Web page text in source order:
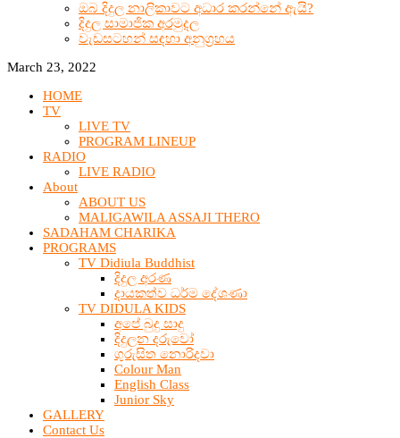
ඔබ දිදුල නාලිකාවට අධාර කරන්නේ ඇයි?
දිදුල සාමාජික අරමුදල
වැඩසටහන් සඳහා අනුග්‍රහය
March 23, 2022
HOME
TV
LIVE TV
PROGRAM LINEUP
RADIO
LIVE RADIO
About
ABOUT US
MALIGAWILA ASSAJI THERO
SADAHAM CHARIKA
PROGRAMS
TV Didiula Buddhist
දිදුල අරණ
දායකත්ව ධර්ම දේශණා
TV DIDULA KIDS
අපේ බුදු සාදු
දිදුලන දරුවෝ
ගුරුසිත නොරිදවා
Colour Man
English Class
Junior Sky
GALLERY
Contact Us